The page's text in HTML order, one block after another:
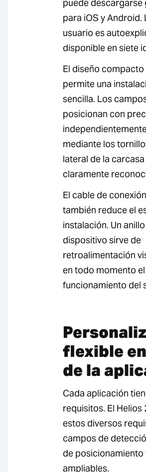
puede
para iOS y Android.
usuario es
disponible en siete
El diseño
permite una
sencilla. Los
posicionan con
mediante los
lateral de la
claramente
El cable de
también reduce el
instalación. Un
dispositivo sirve de
retroalimentación
en todo momento
funcionamiento del
flexible
de la
Cada aplicación
requisitos. El Helios
estos diversos
campos de
de posicionamiento
ampliables.